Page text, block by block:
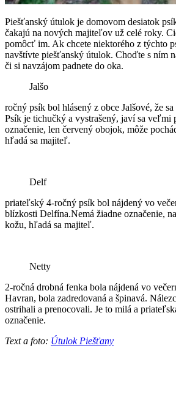
Piešťanský útulok je domovom desiatok
čakajú na nových majiteľov už celé roky.
pomôcť im. Ak chcete niektorého z týchto
navštívte piešťanský útulok. Choďte s ním
či si navzájom padnete do oka.
Jalšo
ročný psík bol hlásený z obce Jalšové, že
Psík je tichučký a vystrašený, javí sa veľmi
označenie, len červený obojok, môže
hľadá sa majiteľ.
Delf
priateľský 4-ročný psík bol nájdený vo
blízkosti Delfína.Nemá žiadne označenie,
kožu, hľadá sa majiteľ.
Netty
2-ročná drobná fenka bola nájdená vo
Havran, bola zadredovaná a špinavá.
ostrihali a prenocovali. Je to milá a
označenie.
Text a foto: Útulok Piešťany